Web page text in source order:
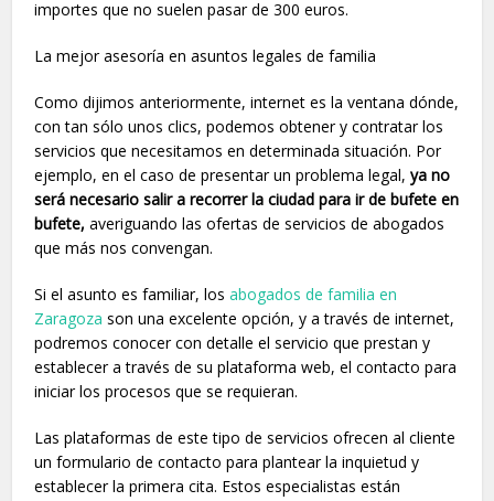
importes que no suelen pasar de 300 euros.
La mejor asesoría en asuntos legales de familia
Como dijimos anteriormente, internet es la ventana dónde,
con tan sólo unos clics, podemos obtener y contratar los
servicios que necesitamos en determinada situación. Por
ejemplo, en el caso de presentar un problema legal,ya no
será necesario salir a recorrer la ciudad para ir de bufete en
bufete, averiguando las ofertas de servicios de abogados
que más nos convengan.
Si el asunto es familiar, losabogados de familia en
Zaragoza son una excelente opción, y a través de internet,
podremos conocer con detalle el servicio que prestan y
establecer a través de su plataforma web, el contacto para
iniciar los procesos que se requieran.
Las plataformas de este tipo de servicios ofrecen al cliente
un formulario de contacto para plantear la inquietud y
establecer la primera cita. Estos especialistas están